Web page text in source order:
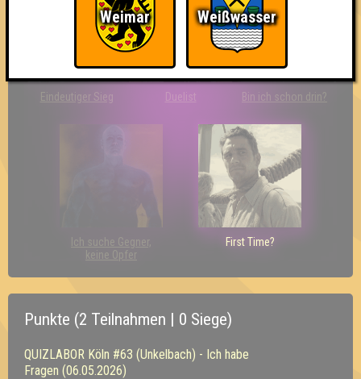
Eindeutiger Sieg Duelist Bin ich schon drin?
Ich suche Gegner,
keine Opfer
First Time?
Punkte (2 Teilnahmen | 0 Siege)
QUIZLABOR Köln #63 (Unkelbach) - Ich habe
Fragen (06.05.2026)
Weimar Weißwasser